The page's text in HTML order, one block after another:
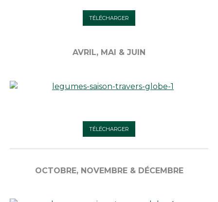
TÉLÉCHARGER
AVRIL, MAI & JUIN
TÉLÉCHARGER
OCTOBRE, NOVEMBRE & DÉCEMBRE